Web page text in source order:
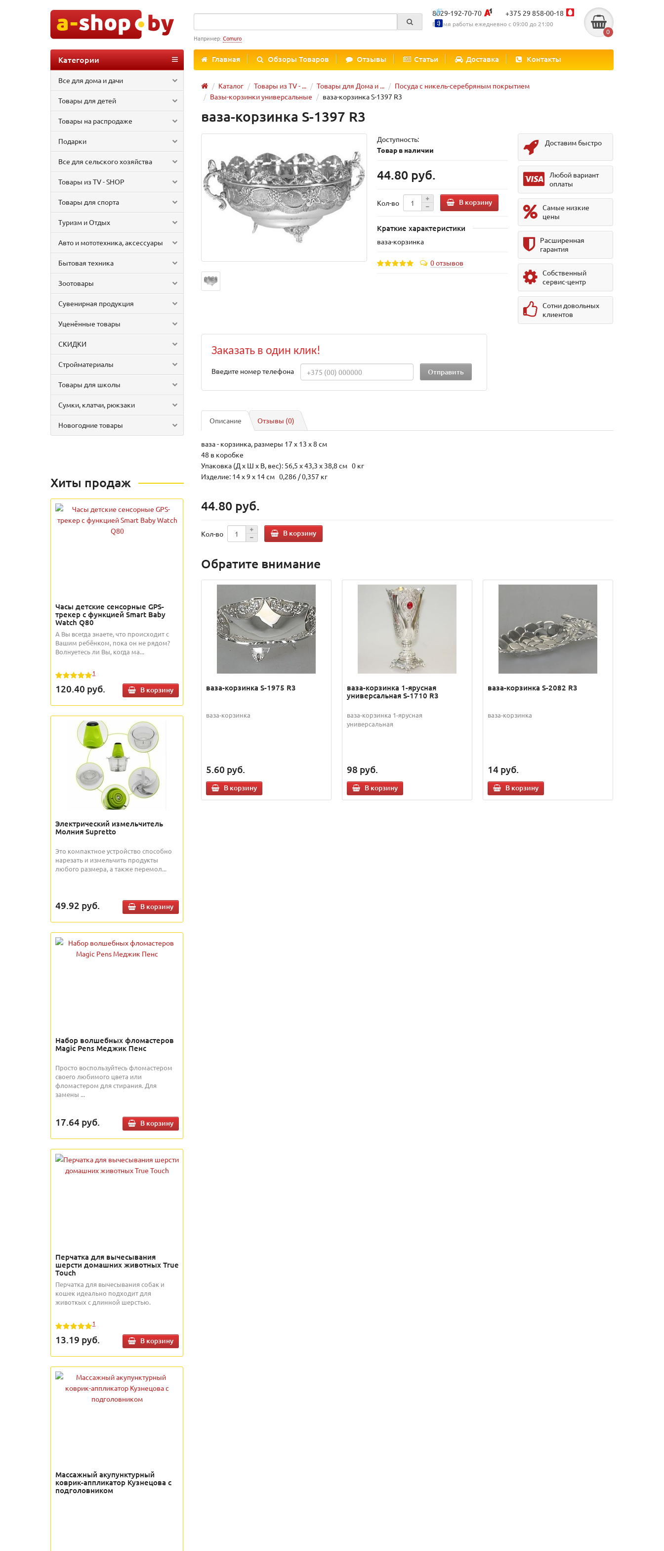
8029-192-70-70 +375 29 858-00-18
Время работы ежедневно с 09:00 до 21:00
0
Например: Comuro
Главная Обзоры Товаров Отзывы Статьи Доставка Контакты
Категории
Все для дома и дачи
Товары для детей
Товары на распродаже
Подарки
Все для сельского хозяйства
Товары из TV - SHOP
Товары для спорта
Туризм и Отдых
Авто и мототехника, аксессуары
Бытовая техника
Зоотовары
Сувенирная продукция
Уценённые товары
СКИДКИ
Стройматериалы
Товары для школы
Сумки, клатчи, рюкзаки
Новогодние товары
Каталог Товары из TV - ... Товары для Дома и ...
Посуда с никель-серебряным покрытием
Вазы-корзинки универсальные
ваза-корзинка S-1397 R3
Хиты продаж
Часы детские сенсорные GPS-
трекер с функцией Smart Baby
Watch Q80
А Вы всегда знаете, что происходит с
Вашим ребёнком, пока он не рядом?
Волнуетесь ли Вы, когда ма...
1
120.40 руб. В корзину
Электрический измельчитель
Молния Supretto
Это компактное устройство способно
нарезать и измельчить продукты
любого размера, а также перемол...
49.92 руб. В корзину
Набор волшебных фломастеров
Magic Pens Меджик Пенс
Просто воспользуйтесь фломастером
своего любимого цвета или
фломастером для стирания. Для
замены ...
17.64 руб. В корзину
Перчатка для вычесывания
шерсти домашних животных True
Touch
Перчатка для вычесывания собак и
кошек идеально подходит для
животкых с длинной шерстью.
1
13.19 руб. В корзину
Массажный акупунктурный
коврик-аппликатор Кузнецова с
подголовником
ваза-корзинка S-1397 R3
Доступность:
Товар в наличии
44.80 руб.
Кол-во В корзину
Краткие характеристики
ваза-корзинка
0 отзывов
Доставим быстро
Любой вариант
оплаты
Самые низкие
цены
Расширенная
гарантия
Собственный
сервис-центр
Сотни довольных
клиентов
Заказать в один клик!
Введите номер телефона
Описание Отзывы (0)
ваза - корзинка, размеры 17 х 13 х 8 см
48 в коробке
Упаковка (Д х Ш х В, вес): 56,5 x 43,3 x 38,8 см 0 кг
Изделие: 14 x 9 x 14 см 0,286 / 0,357 кг
44.80 руб.
Кол-во В корзину
Обратите внимание
ваза-корзинка S-1975 R3
ваза-корзинка
5.60 руб.
В корзину
ваза-корзинка 1-ярусная
универсальная S-1710 R3
ваза-корзинка 1-ярусная
универсальная
98 руб.
В корзину
ваза-корзинка S-2082 R3
ваза-корзинка
14руб.
В корзину